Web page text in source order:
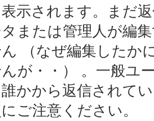
示されます。まだ
または管理人が編
（なぜ編集したか
が・・） 。一般ユ
かから返信されて
ご注意ください。